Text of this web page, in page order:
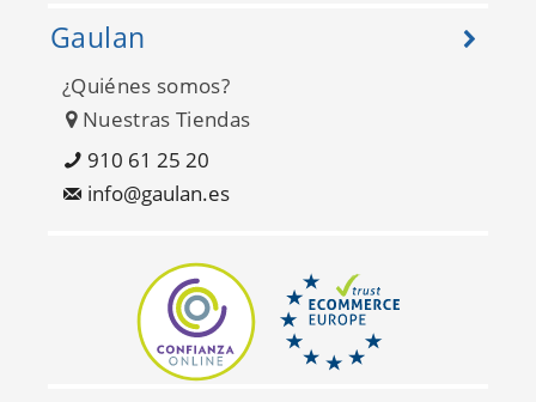
Seychelles FD26403
Gaulan
¿Quiénes somos?
Nuestras Tiendas
910 61 25 20
info@gaulan.es